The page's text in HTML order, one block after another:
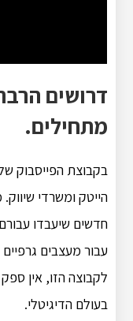
דרושים
מתחילים.
הייטק ומשרדי
חדשים שיעבדו
עבור מעצבים
לקבוצה הזו, אין
בעולם הדיגיטלי.